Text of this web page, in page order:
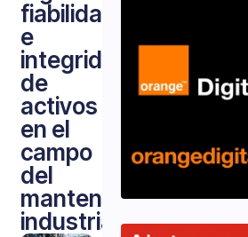
fiabilidad
e
integridad
de
activos
en el
campo
del
mantenimiento
industrial